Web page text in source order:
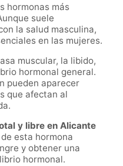
hormonas más
suele
la salud masculina,
en las mujeres.
muscular, la libido,
hormonal general.
pueden aparecer
que afectan al
y libre en Alicante
esta hormona
y obtener una
hormonal.